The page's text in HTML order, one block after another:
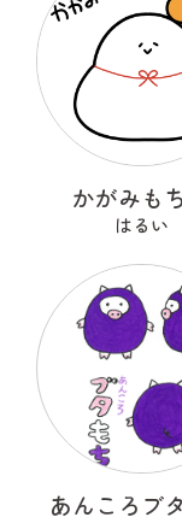
かがみも
はるい
あんころブ